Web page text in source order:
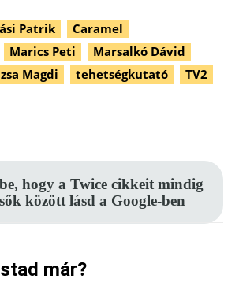
Patrik
Caramel
Marics Peti
Marsalkó Dávid
Magdi tehetségkutató TV2
hogy a Twice cikkeit mindig
között lásd a Google-ben
már?